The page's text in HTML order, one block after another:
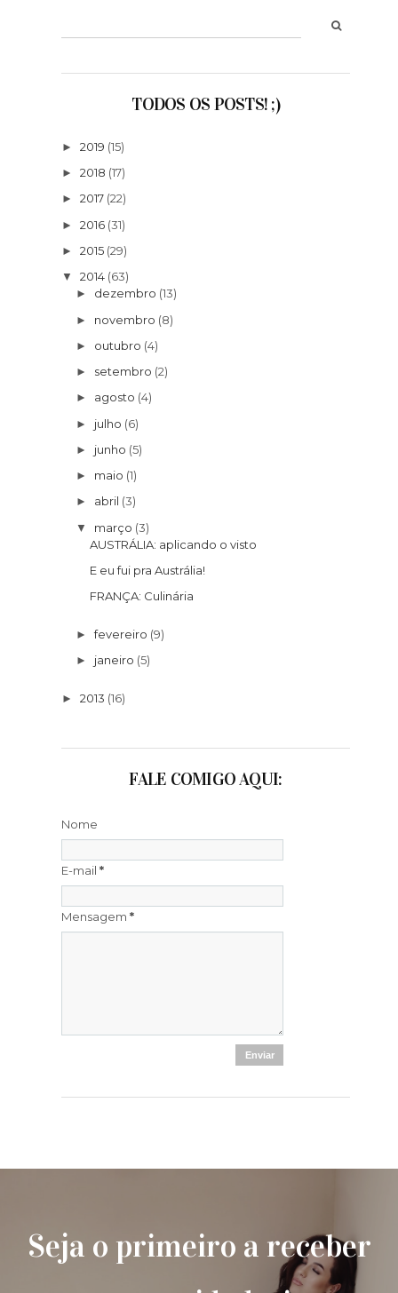
TODOS OS POSTS! ;)
► 2019 (15)
► 2018 (17)
► 2017 (22)
► 2016 (31)
► 2015 (29)
▼ 2014 (63)
► dezembro (13)
► novembro (8)
► outubro (4)
► setembro (2)
► agosto (4)
► julho (6)
► junho (5)
► maio (1)
► abril (3)
▼ março (3)
AUSTRÁLIA: aplicando o visto
E eu fui pra Austrália!
FRANÇA: Culinária
►fevereiro (9)
► janeiro (5)
► 2013 (16)
FALE COMIGO AQUI:
Nome
E-mail *
Mensagem *
Seja o primeiro a receber